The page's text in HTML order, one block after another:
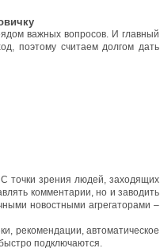
важных вопросов. И главный
поэтому считаем долгом дать
точки зрения людей, заходящих
комментарии, но и заводить
новостными агрегаторами –
рекомендации, автоматическое
подключаются.